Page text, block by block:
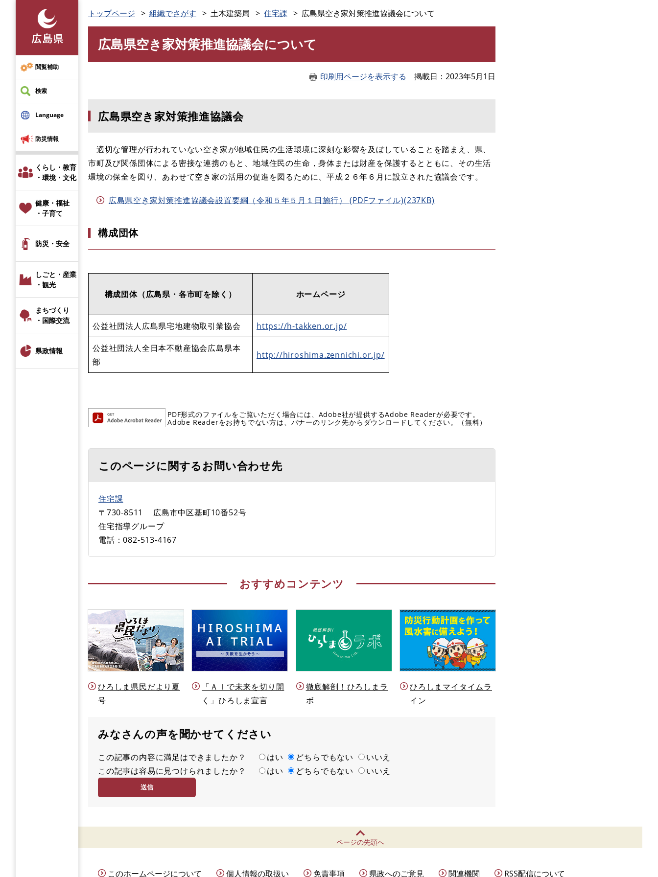
先
頭
で
す
閲覧補助
検索
Language
防災情報
くらし・教育
・環境・文化
健康・福祉
・子育て
防災・安全
しごと・産業
・観光
まちづくり
・国際交流
県政情報
トップページ 組織でさがす 土木建築局 住宅課 広島県空き家対策推進協議会について
広島県空き家対策推進協議会について
印刷用ページを表示する 掲載日 2023年5月1日
広島県空き家対策推進協議会
適切な管理が行われていない空き家が地域住民の生活環境に深刻な影響を及ぼしていることを踏まえ、県、
市町及び関係団体による密接な連携のもと、地域住民の生命，身体または財産を保護するとともに、その生活
環境の保全を図り、あわせて空き家の活用の促進を図るために、平成２６年６月に設立された協議会です。
広島県空き家対策推進協議会設置要綱（令和５年５月１日施行） (PDFファイル)(237KB)
構成団体
構成団体（広島県・各市町を除く） ホームページ
公益社団法人広島県宅地建物取引業協会 https://h-takken.or.jp/​
公益社団法人全日本不動産協会広島県本
部
http://hiroshima.zennichi.or.jp/
PDF形式のファイルをご覧いただく場合には、Adobe社が提供するAdobe Readerが必要です。
Adobe Readerをお持ちでない方は、バナーのリンク先からダウンロードしてください。（無料）
このページに関するお問い合わせ先
住宅課
〒730-8511
広島市中区基町10番52号
住宅指導グループ
電話：082-513-4167
おすすめコンテンツ
ひろしま県民だより夏
号
「ＡＩで未来を切り開
く」ひろしま宣言
徹底解剖！ひろしまラ
ボ
ひろしまマイタイムラ
イン
みなさんの声を聞かせてください
満
足
この記事の内容に満足はできましたか？ はい どちらでもない
いいえ
容
度
この記事は容易に見つけられましたか？ はい どちらでもない いいえ
ページの先頭へ
このホームページについて 個人情報の取扱い 免責事項 県政へのご意見 関連機関 RSS配信について